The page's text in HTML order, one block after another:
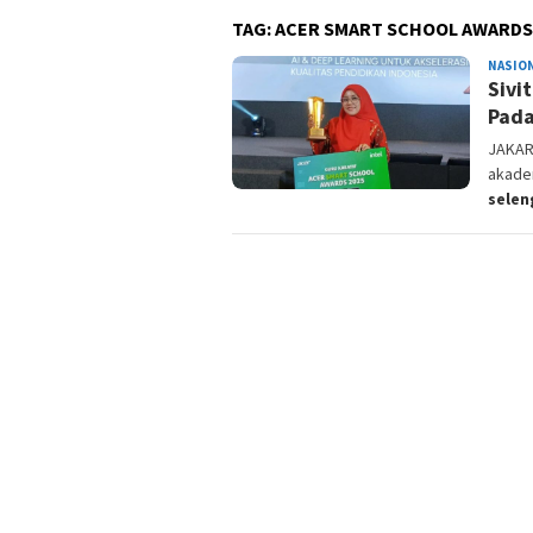
TAG:ACER SMART SCHOOL